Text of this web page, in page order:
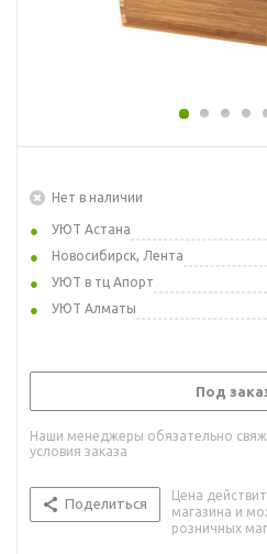
Нет в наличии
УЮТ Астана
Новосибирск, Лента
УЮТ в тц Апорт
УЮТ Алматы
Под
Наши менеджеры обязательно
условия заказа
Поделиться
Цена
магазина и
розничных